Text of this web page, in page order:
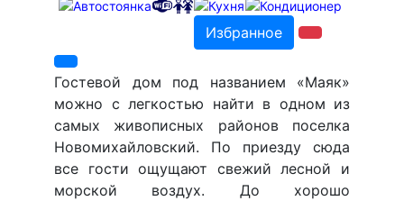
Избранное
Гостевой дом под названием «Маяк»
можно с легкостью найти в одном из
самых живописных районов поселка
Новомихайловский. По приезду сюда
все гости ощущают свежий лесной и
морской воздух. До хорошо